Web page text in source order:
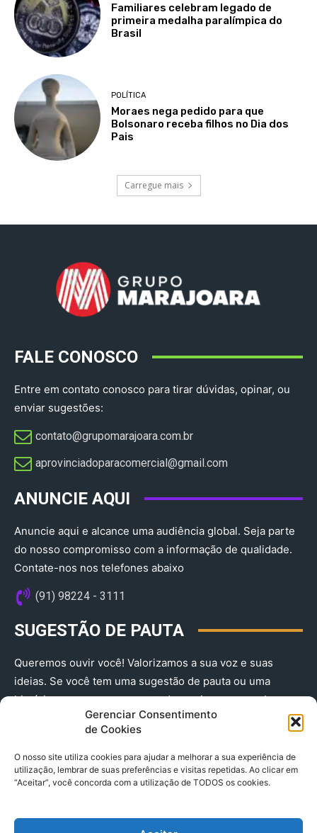
Gerenciar Consentimento
de Cookies
O nosso site utiliza cookies para ajudar a melhorar a sua experiência de
utilização, lembrar de suas preferências e visitas repetidas. Ao clicar em
“Aceitar”, você concorda com a utilização de TODOS os cookies.
Familiares celebram legado de
primeira medalha paralímpica do
Brasil
POLÍTICA
Moraes nega pedido para que
Bolsonaro receba filhos no Dia dos
Pais
Carregue mais
FALE CONOSCO
Entre em contato conosco para tirar dúvidas, opinar, ou
enviar sugestões:
contato@grupomarajoara.com.br
aprovinciadoparacomercial@gmail.com​
ANUNCIE AQUI
Anuncie aqui e alcance uma audiência global. Seja parte
do nosso compromisso com a informação de qualidade.
Contate-nos nos telefones abaixo
(91) 98224 - 3111
SUGESTÃO DE PAUTA
Queremos ouvir você! Valorizamos a sua voz e suas
ideias. Se você tem uma sugestão de pauta ou uma
história que merece ser contada, envie-nos agora!
(91) 98224 - 3111